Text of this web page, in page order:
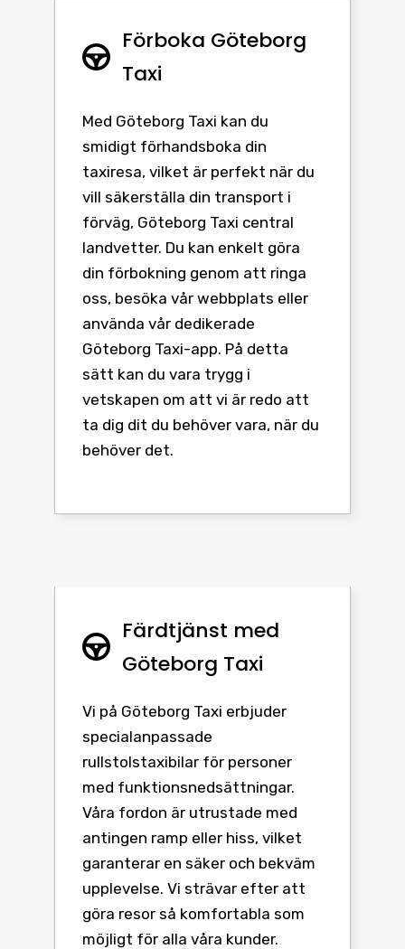
Förboka Göteborg
Taxi
Med Göteborg Taxi kan du
smidigt förhandsboka din
taxiresa, vilket är perfekt när du
vill säkerställa din transport i
förväg, Göteborg Taxi central
landvetter. Du kan enkelt göra
din förbokning genom att ringa
oss, besöka vår webbplats eller
använda vår dedikerade
Göteborg Taxi-app. På detta
sätt kan du vara trygg i
vetskapen om att vi är redo att
ta dig dit du behöver vara, när du
behöver det.
Färdtjänst med
Göteborg Taxi
Vi på Göteborg Taxi erbjuder
specialanpassade
rullstolstaxibilar för personer
med funktionsnedsättningar.
Våra fordon är utrustade med
antingen ramp eller hiss, vilket
garanterar en säker och bekväm
upplevelse. Vi strävar efter att
göra resor så komfortabla som
möjligt för alla våra kunder.